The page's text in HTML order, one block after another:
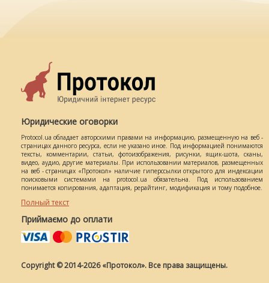
Юридические оговорки
Protocol.ua обладает авторскими правами на информацию, размещенную на веб -
страницах данного ресурса, если не указано иное. Под информацией понимаются
тексты, комментарии, статьи, фотоизображения, рисунки, ящик-шота, сканы,
видео, аудио, другие материалы. При использовании материалов, размещенных
на веб - страницах «Протокол» наличие гиперссылки открытого для индексации
поисковыми системами на protocol.ua обязательна. Под использованием
понимается копирования, адаптация, рерайтинг, модификация и тому подобное.
Полный текст
Приймаємо до оплати
Copyright © 2014-2026 «Протокол». Все права защищены.